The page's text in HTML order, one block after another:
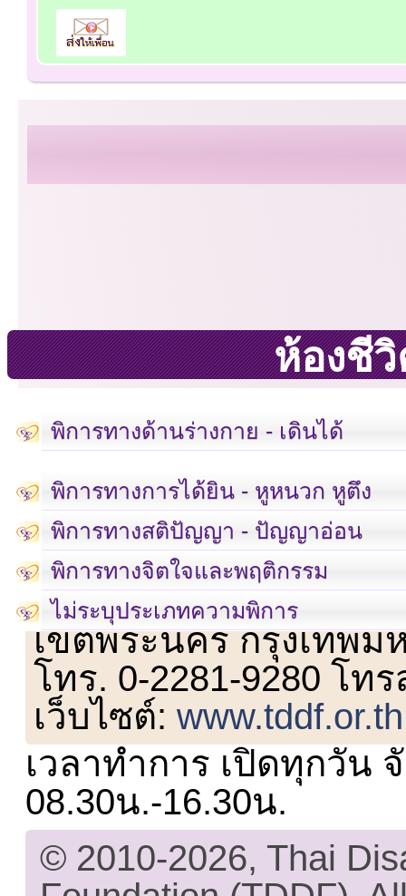
ห้องชี
พิการทางด้านร่างกาย - เดินได้
พิการทางการได้ยิน - หูหนวก หูตึง
พิการทางสติปัญญา - ปัญญาอ่อน
พิการทางจิตใจและพฤติกรรม
ไม่ระบุประเภทความพิการ
เลขที่ 23 ชั้น 2 ถนนวิ
เขตพระนคร กรุงเทพม
โทร. 0-2281-9280 โท
เว็บไซต์:www.tddf.or.th
เวลาทำการ เปิดทุกวัน
08.30น.-16.30น.
© 2010-2026, Thai